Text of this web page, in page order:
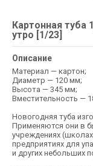
Картонная туба
утро [1/23]
Описание
Материал — картон;
Диаметр — 120 мм;
Высота — 345 мм;
Вместительность —
Новогодняя туба
Применяются они в
учреждениях
предприятиях для
и других небольших